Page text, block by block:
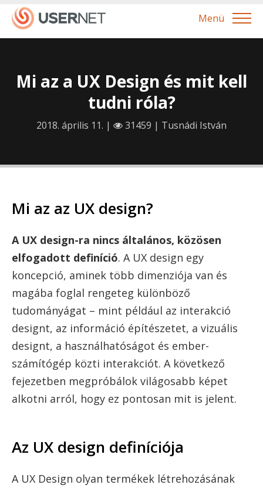
Menü
Mi az a UX Design és mit kell
tudni róla?
2018. április 11. | 31459 | Tusnádi István
Mi az az UX design?
A UX design-ra nincs általános, közösen
elfogadott definíció. A UX design egy
koncepció, aminek több dimenziója van és
magába foglal rengeteg különböző
tudományágat – mint például az interakció
designt, az információ építészetet, a vizuális
designt, a használhatóságot és ember-
számítógép közti interakciót. A következő
fejezetben megpróbálok világosabb képet
alkotni arról, hogy ez pontosan mit is jelent.
Az UX design definíciója
A UX Design olyan termékek létrehozásának